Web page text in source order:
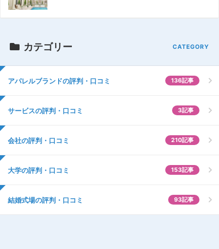
カテゴリー
アパレルブランドの評判・口コミ 136記事
サービスの評判・口コミ 3記事
会社の評判・口コミ 210記事
大学の評判・口コミ 153記事
結婚式場の評判・口コミ 93記事